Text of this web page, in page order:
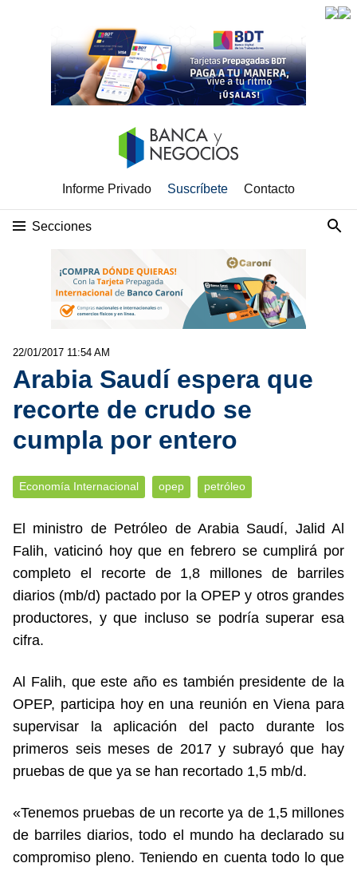
Informe Privado Suscríbete Contacto
Secciones
22/01/2017 11:54 AM
Arabia Saudí espera que
recorte de crudo se
cumpla por entero
Economía Internacional opep petróleo
El ministro de Petróleo de Arabia Saudí, Jalid Al
Falih, vaticinó hoy que en febrero se cumplirá por
completo el recorte de 1,8 millones de barriles
diarios (mb/d) pactado por la OPEP y otros grandes
productores, y que incluso se podría superar esa
cifra.
Al Falih, que este año es también presidente de la
OPEP, participa hoy en una reunión en Viena para
supervisar la aplicación del pacto durante los
primeros seis meses de 2017 y subrayó que hay
pruebas de que ya se han recortado 1,5 mb/d.
«Tenemos pruebas de un recorte ya de 1,5 millones
de barriles diarios, todo el mundo ha declarado su
compromiso pleno. Teniendo en cuenta todo lo que